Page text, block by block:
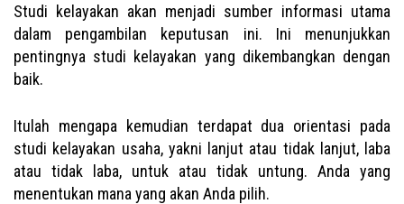
Studi kelayakan akan menjadi sumber informasi utama
dalam pengambilan keputusan ini. Ini menunjukkan
pentingnya studi kelayakan yang dikembangkan dengan
baik.
Itulah mengapa kemudian terdapat dua orientasi pada
studi kelayakan usaha, yakni lanjut atau tidak lanjut, laba
atau tidak laba, untuk atau tidak untung. Anda yang
menentukan mana yang akan Anda pilih.